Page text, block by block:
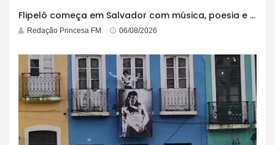
Flipelô começa em Salvador com música, poesia e grande participação
Redação Princesa FM 06/08/2026